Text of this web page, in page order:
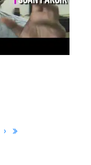
›